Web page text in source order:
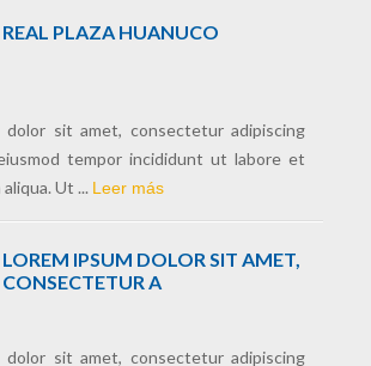
REAL PLAZA HUANUCO
dolor sit amet, consectetur adipiscing
tempor incididunt ut labore et
Ut ... Leer más
LOREM IPSUM DOLOR SIT AMET,
CONSECTETUR A
dolor sit amet, consectetur adipiscing